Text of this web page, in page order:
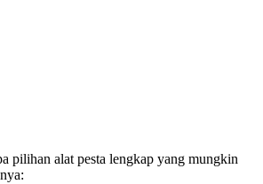
pilihan alat pesta lengkap yang mungkin